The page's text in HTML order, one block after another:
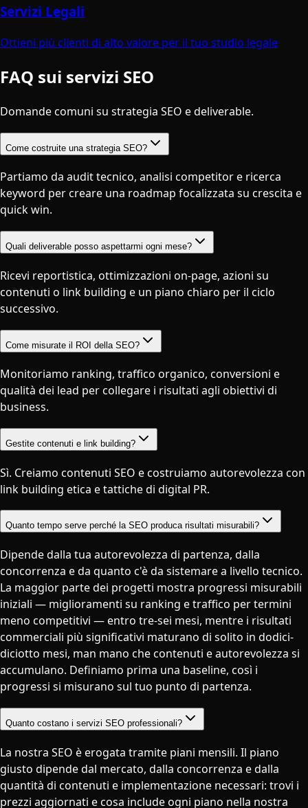
Servizi Legali
Ottieni più clienti di alto valore per il tuo studio legale
FAQ sui servizi SEO
Domande comuni su strategia SEO e deliverable.
Come costruite una strategia SEO?
Partiamo da audit tecnico, analisi competitor e ricerca
keyword per creare una roadmap focalizzata su crescita e
quick win.
Quali deliverable posso aspettarmi ogni mese?
Ricevi reportistica, ottimizzazioni on-page, azioni su
contenuti o link building e un piano chiaro per il ciclo
successivo.
Come misurate il ROI della SEO?
Monitoriamo ranking, traffico organico, conversioni e
qualità dei lead per collegare i risultati agli obiettivi di
business.
Gestite contenuti e link building?
Sì. Creiamo contenuti SEO e costruiamo autorevolezza con
link building etica e tattiche di digital PR.
Quanto tempo serve perché la SEO produca risultati misurabili?
Dipende dalla tua autorevolezza di partenza, dalla
concorrenza e da quanto c'è da sistemare a livello tecnico.
La maggior parte dei progetti mostra progressi misurabili
iniziali — miglioramenti su ranking e traffico per termini
meno competitivi — entro tre-sei mesi, mentre i risultati
commerciali più significativi maturano di solito in dodici-
diciotto mesi, man mano che contenuti e autorevolezza si
accumulano. Definiamo prima una baseline, così i
progressi si misurano sul tuo punto di partenza.
Quanto costano i servizi SEO professionali?
La nostra SEO è erogata tramite piani mensili. Il piano
giusto dipende dal mercato, dalla concorrenza e dalla
quantità di contenuti e implementazione necessari: trovi i
prezzi aggiornati e cosa include ogni piano nella nostra